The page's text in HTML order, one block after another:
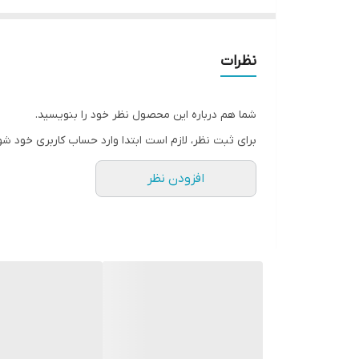
نظرات
شما هم درباره این محصول نظر خود را بنویسید.
برای ثبت نظر، لازم است ابتدا وارد حساب کاربری خود
افزودن نظر